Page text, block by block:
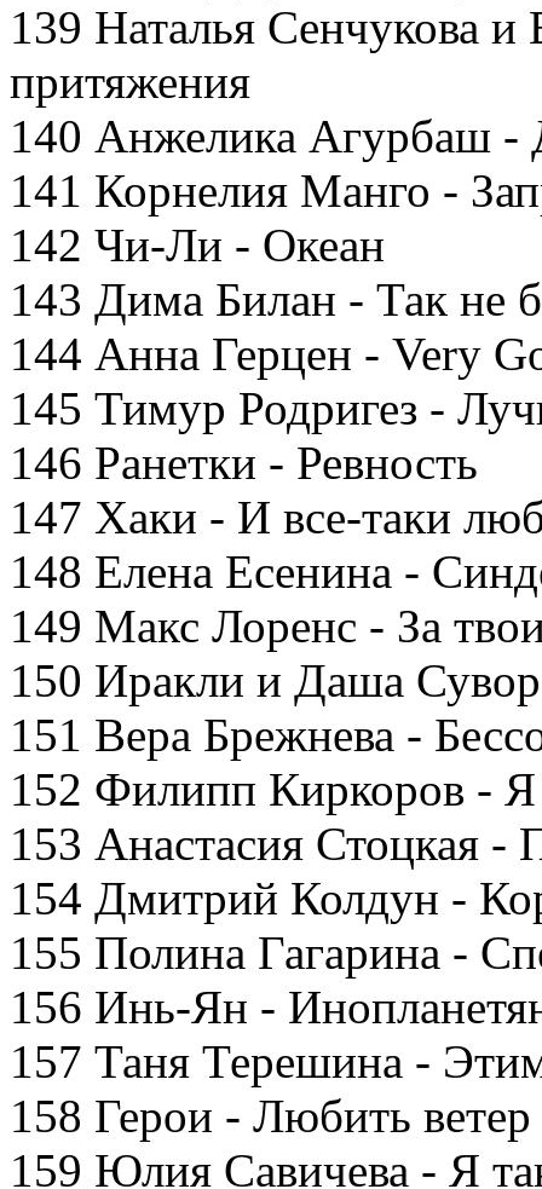
139 Наталья Сенчукова
притяжения
140 Анжелика Агурбаш -
141 Корнелия Манго -
142 Чи-Ли - Океан
143 Дима Билан - Так не
144 Анна Герцен - Very
145 Тимур Родригез -
146 Ранетки - Ревность
147 Хаки - И все-таки
148 Елена Есенина -
149 Макс Лоренс - За твои
150 Иракли и Даша
151 Вера Брежнева -
152 Филипп Киркоров - Я
153 Анастасия Стоцкая -
154 Дмитрий Колдун -
155 Полина Гагарина -
156 Инь-Ян -
157 Таня Терешина -
158 Герои - Любить ветер
159 Юлия Савичева - Я